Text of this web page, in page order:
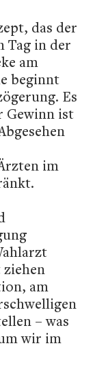
das der
Tag in der
am
beginnt
Es
Gewinn ist
im
am
– was
wir im